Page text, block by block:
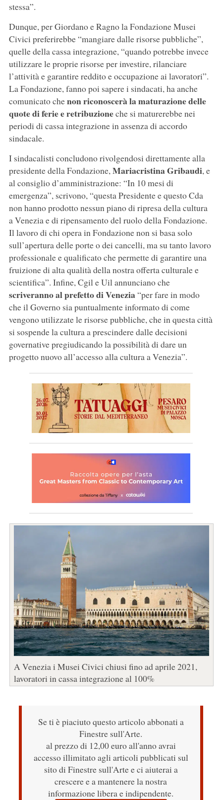
stessa”.
Dunque, per Giordano e Ragno la Fondazione Musei
Civici preferirebbe “mangiare dalle risorse pubbliche”,
quelle della cassa integrazione, “quando potrebbe invece
utilizzare le proprie risorse per investire, rilanciare
l’attività e garantire reddito e occupazione ai lavoratori”.
La Fondazione, fanno poi sapere i sindacati, ha anche
comunicato chenon riconoscerà la maturazione delle
quote di ferie e retribuzioneche si maturerebbe nei
periodi di cassa integrazione in assenza di accordo
sindacale.
I sindacalisti concludono rivolgendosi direttamente alla
presidente della Fondazione,Mariacristina Gribaudi, e
al consiglio d’amministrazione: “In 10 mesi di
emergenza”, scrivono, “questa Presidente e questo Cda
non hanno prodotto nessun piano di ripresa della cultura
a Venezia e di ripensamento del ruolo della Fondazione.
Il lavoro di chi opera in Fondazione non si basa solo
sull’apertura delle porte o dei cancelli, ma su tanto lavoro
professionale e qualificato che permette di garantire una
fruizione di alta qualità della nostra offerta culturale e
scientifica”. Infine, Cgil e Uil annunciano che
scriveranno al prefetto di Venezia“per fare in modo
che il Governo sia puntualmente informato di come
vengono utilizzate le risorse pubbliche, che in questa città
si sospende la cultura a prescindere dalle decisioni
governative pregiudicando la possibilità di dare un
progetto nuovo all’accesso alla cultura a Venezia”.
A Venezia i Musei Civici chiusi fino ad aprile 2021,
lavoratori in cassa integrazione al 100%
Se ti è piaciuto questo articolo abbonati a
Finestre sull'Arte.
al prezzo di 12,00 euro all'anno avrai
accesso illimitato agli articoli pubblicati sul
sito di Finestre sull'Arte e ci aiuterai a
crescere e a mantenere la nostra
informazione libera e indipendente.